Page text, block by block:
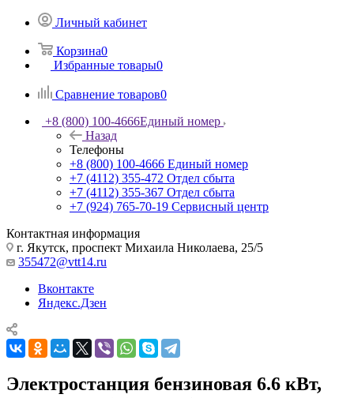
Личный кабинет
Корзина0
Избранные товары0
Сравнение товаров0
+8 (800) 100-4666Единый номер
Назад
Телефоны
+8 (800) 100-4666 Единый номер
+7 (4112) 355-472 Отдел сбыта
+7 (4112) 355-367 Отдел сбыта
+7 (924) 765-70-19 Сервисный центр
Контактная информация
г. Якутск, проспект Михаила Николаева, 25/5
355472@vtt14.ru
Вконтакте
Яндекс.Дзен
Электростанция бензиновая 6.6 кВт,